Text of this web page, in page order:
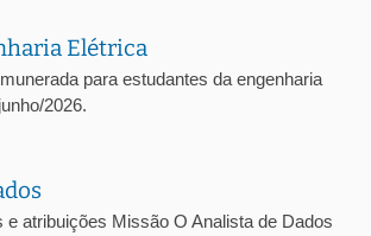
Elétrica
para estudantes da engenharia
2026.
e atribuições Missão O Analista de Dados